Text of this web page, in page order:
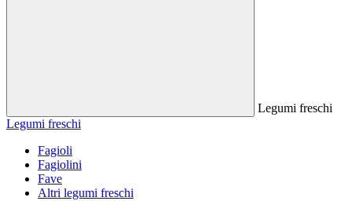
Legumi freschi
Legumi freschi
Fagioli
Fagiolini
Fave
Altri legumi freschi